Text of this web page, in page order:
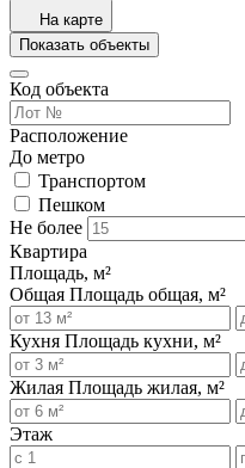
На карте
Показать объекты
Код объекта
Расположение
До метро
Транспортом
Пешком
Не более
Квартира
Площадь, м²
Общая Площадь общая, м²
Кухня Площадь кухни, м²
Жилая Площадь жилая, м²
Этаж